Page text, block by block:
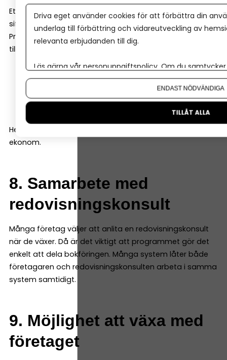
Ett bra bokföringsprogram ska inte bara registrera
siffror – det ska också hjälpa dig att förstå ekonomin.
Programmet ska därför kunna ge dig tydliga rapporter,
till exempel:
resultatrapport
kassaflödesrapport
Helst ska de vara enkla att läsa även för den som inte är
ekonom.
8. Samarbete med
redovisningskonsult
Många företag väljer att anlita en redovisningskonsult
när de växer. Då är det viktigt att programmet gör det
enkelt att dela bokföringen. Många system låter både
företagaren och redovisningskonsulten arbeta i samma
system samtidigt.
9. Möjlighet att växa med
företaget
Driva eget använder cookies för att förbättra din
underlag till förbättring och vidareutveckling av
relevanta erbjudanden till dig.
Läs gärna vår personuppgiftspolicy. Om du
Om du vill ändra ditt val i efterhand hittar du den
ENDAST NÖDVÄNDIGA
TILLÅT ALLA